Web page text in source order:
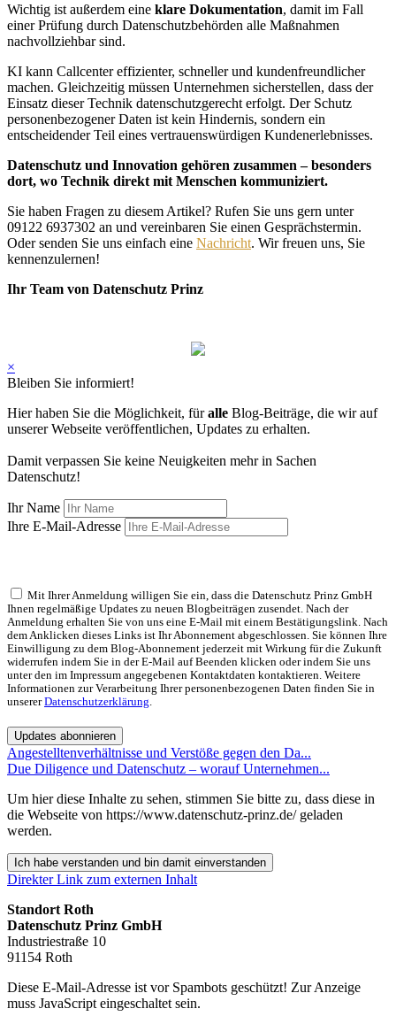
Wichtig ist außerdem eine klare Dokumentation, damit im Fall
einer Prüfung durch Datenschutzbehörden alle Maßnahmen
nachvollziehbar sind.
KI kann Callcenter effizienter, schneller und kundenfreundlicher
machen. Gleichzeitig müssen Unternehmen sicherstellen, dass der
Einsatz dieser Technik datenschutzgerecht erfolgt. Der Schutz
personenbezogener Daten ist kein Hindernis, sondern ein
entscheidender Teil eines vertrauenswürdigen Kundenerlebnisses.
Datenschutz und Innovation gehören zusammen – besonders
dort, wo Technik direkt mit Menschen kommuniziert.
Sie haben Fragen zu diesem Artikel? Rufen Sie uns gern unter
09122 6937302 an und vereinbaren Sie einen Gesprächstermin.
Oder senden Sie uns einfach eine Nachricht. Wir freuen uns, Sie
kennenzulernen!
Ihr Team von Datenschutz Prinz
×
Bleiben Sie informiert!
Hier haben Sie die Möglichkeit, füralle Blog-Beiträge, die wir auf
unserer Webseite veröffentlichen, Updates zu erhalten.
Damit verpassen Sie keine Neuigkeiten mehr in Sachen
Datenschutz!
Ihr Name
Ihre E-Mail-Adresse
Mit Ihrer Anmeldung willigen Sie ein, dass die Datenschutz Prinz GmbH
Ihnen regelmäßige Updates zu neuen Blogbeiträgen zusendet. Nach der
Anmeldung erhalten Sie von uns eine E-Mail mit einem Bestätigungslink. Nach
dem Anklicken dieses Links ist Ihr Abonnement abgeschlossen. Sie können Ihre
Einwilligung zu dem Blog-Abonnement jederzeit mit Wirkung für die Zukunft
widerrufen indem Sie in der E-Mail auf Beenden klicken oder indem Sie uns
unter den im Impressum angegebenen Kontaktdaten kontaktieren. Weitere
Informationen zur Verarbeitung Ihrer personenbezogenen Daten finden Sie in
unsererDatenschutzerklärung.
Updates abonnieren
Angestelltenverhältnisse und Verstöße gegen den Da...
Due Diligence und Datenschutz – worauf Unternehmen...
Um hier diese Inhalte zu sehen, stimmen Sie bitte zu, dass diese in
die Webseite von https://www.datenschutz-prinz.de/ geladen
werden.
Ich habe verstanden und bin damit einverstanden
Direkter Link zum externen Inhalt
Standort Roth
Datenschutz Prinz GmbH
Industriestraße 10
91154 Roth
Diese E-Mail-Adresse ist vor Spambots geschützt! Zur Anzeige
muss JavaScript eingeschaltet sein.